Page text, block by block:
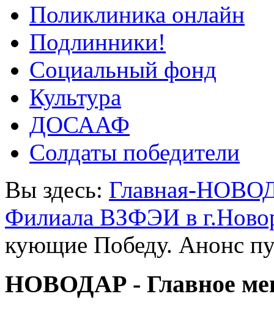
Поликлиника онлайн
Подлинники!
Социальный фонд
Культура
ДОСААФ
Солдаты победители
Вы здесь: Главная-
Филиала ВЗФЭИ в
кующие Победу. Анонс
НОВОДАР - Главное